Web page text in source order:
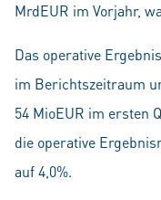
MrdEUR im Vorjahr,
Das operative
im Berichtszeitraum
54 MioEUR im ersten
die operative
auf 4,0%.